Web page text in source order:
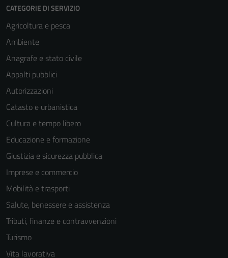
CATEGORIE DI SERVIZIO
Agricoltura e pesca
Ambiente
Anagrafe e stato civile
Appalti pubblici
Autorizzazioni
Catasto e urbanistica
Cultura e tempo libero
Educazione e formazione
Giustizia e sicurezza pubblica
Imprese e commercio
Mobilità e trasporti
Salute, benessere e assistenza
Tributi, finanze e contravvenzioni
Turismo
Vita lavorativa